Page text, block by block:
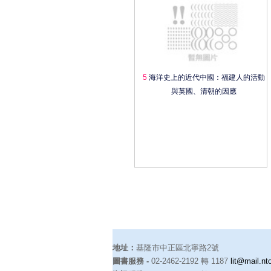
5 海洋史上的近代中國：福建人的活動
與英國、清朝的因應
地址：基隆市中正區北寧路2號
圖書服務 -02-2462-2192 轉 1187